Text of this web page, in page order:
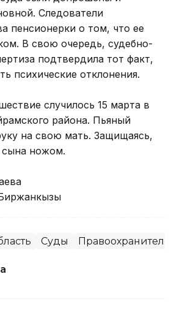
Следователи
пенсионерки о том, что ее
В свою очередь, судебно-
подтвердила тот факт,
психические отклонения.
случилось 15 марта в
района. Пьяный
на свою мать. Защищаясь,
ножом.
Суды